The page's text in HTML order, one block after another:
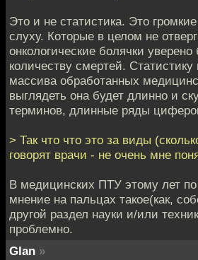
Это и не статистика. Это
слуху. Которые в целом не
онкологические болячки
количеству смертей.
массива обработанных
выглядеть она будет длинно и
терминов, длинные ряды
> Так что что это за виды
говорят врачи - не очень мне
В медицинских ПТУ этому лет по
мнение на пальцах такое(как,
другой раздел науки и/или
проблемно.
Glan »